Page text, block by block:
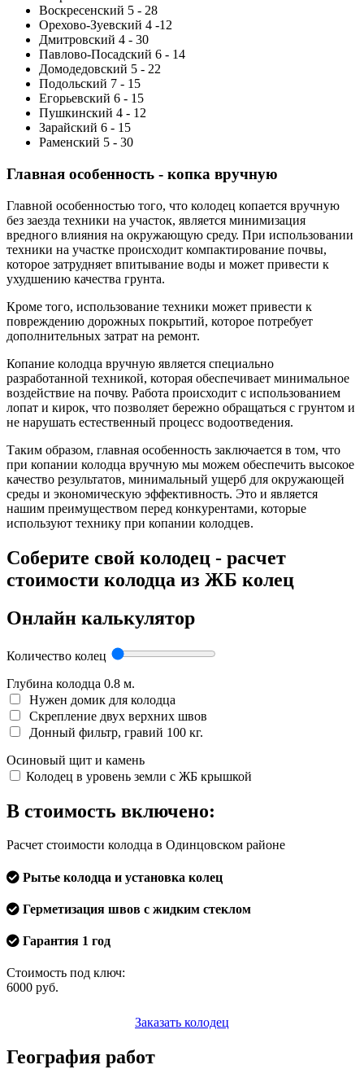
Воскресенский 5 - 28
Орехово-Зуевский 4 -12
Дмитровский 4 - 30
Павлово-Посадский 6 - 14
Домодедовский 5 - 22
Подольский 7 - 15
Егорьевский 6 - 15
Пушкинский 4 - 12
Зарайский 6 - 15
Раменский 5 - 30
Главная особенность - копка вручную
Главной особенностью того, что колодец копается вручную
без заезда техники на участок, является минимизация
вредного влияния на окружающую среду. При использовании
техники на участке происходит компактирование почвы,
которое затрудняет впитывание воды и может привести к
ухудшению качества грунта.
Кроме того, использование техники может привести к
повреждению дорожных покрытий, которое потребует
дополнительных затрат на ремонт.
Копание колодца вручную является специально
разработанной техникой, которая обеспечивает минимальное
воздействие на почву. Работа происходит с использованием
лопат и кирок, что позволяет бережно обращаться с грунтом и
не нарушать естественный процесс водоотведения.
Таким образом, главная особенность заключается в том, что
при копании колодца вручную мы можем обеспечить высокое
качество результатов, минимальный ущерб для окружающей
среды и экономическую эффективность. Это и является
нашим преимуществом перед конкурентами, которые
используют технику при копании колодцев.
Соберите свой колодец - расчет
стоимости колодца из ЖБ колец
Онлайн калькулятор
Количество колец
Глубина колодца 0.8 м.
Нужен домик для колодца
Скрепление двух верхних швов
Донный фильтр, гравий 100 кг.
Осиновый щит и камень
Колодец в уровень земли с ЖБ крышкой
В стоимость включено:
Расчет стоимости колодца в Одинцовском районе
Рытье колодца и установка колец
Герметизация швов с жидким стеклом
Гарантия 1 год
Стоимость под ключ:
6000 руб.
Заказать колодец
География работ